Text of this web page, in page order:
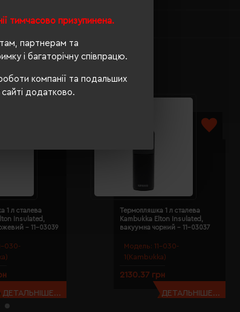
тимчасово призупинена.
партнерам та
і багаторічну співпрацю.
компанії та подальших
додатково.
030-
1 л сталева
Insulated,
- 11-03039
ДЕТАЛЬНІШЕ...
Модель: 11-030-
1(Kambukka)
Термопляшка 1 л сталева
Kambukka Elton Insulated,
вакуумна чорний - 11-03037
2130.37 грн
ДЕТАЛЬНІШЕ...